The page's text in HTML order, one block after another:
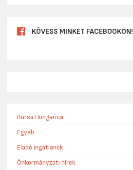
KÖVESS MINKET FACEBOOKON!
Bursa Hungarica
Egyéb
Eladó ingatlanok
Önkormányzati hírek